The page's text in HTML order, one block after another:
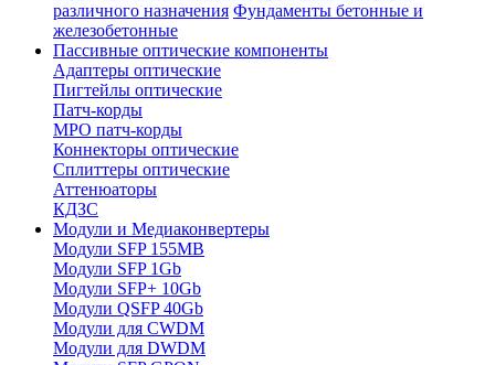
различного назначения Фундаменты бетонные и
железобетонные
Пассивные оптические компоненты
Адаптеры оптические
Пигтейлы оптические
Патч-корды
MPO патч-корды
Коннекторы оптические
Сплиттеры оптические
Аттенюаторы
КДЗС
Модули и Медиаконвертеры
Модули SFP 155MB
Модули SFP 1Gb
Модули SFP+ 10Gb
Модули QSFP 40Gb
Модули для CWDM
Модули для DWDM